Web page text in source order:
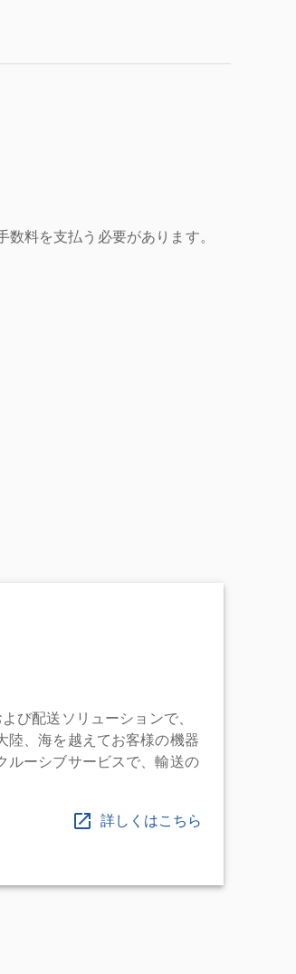
数料を支払う必要があります。
び配送ソリューションで、
陸、海を越えてお客様の機器
ルーシブサービスで、輸送の
詳しくはこちら